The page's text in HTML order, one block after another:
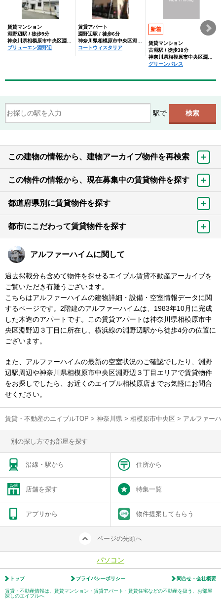
賃貸マンション
淵野辺駅 / 徒歩5分
神奈川県相模原市中央区淵野辺３丁目
ブリューエン淵野辺
賃貸アパート
淵野辺駅 / 徒歩6分
神奈川県相模原市中央区淵野辺３丁目
コートウィスタリア
新着
賃貸マンション
古淵駅 / 徒歩38分
神奈川県相模原市中央区淵野辺４丁目
グリーンパレス
駅で
この建物の情報から、建物アーカイブ物件を再検索
この物件の情報から、現在募集中の賃貸物件を探す
都道府県別に賃貸物件を探す
都市にこだわって賃貸物件を探す
アルファーハイムに関して
過去掲載分も含めて物件を探せるエイブル賃貸不動産アーカイブを
ご覧いただき有難うございます。
こちらはアルファーハイムの建物詳細・設備・空室情報データに関
するページです。2階建のアルファーハイムは、1983年10月に完成
した木造のアパートです。この賃貸アパートは神奈川県相模原市中
央区淵野辺３丁目に所在し、横浜線の淵野辺駅から徒歩4分の位置に
ございます。
また、アルファーハイムの最新の空室状況のご確認でしたり、淵野
辺駅周辺や神奈川県相模原市中央区淵野辺３丁目エリアで賃貸物件
をお探しでしたら、お近くのエイブル相模原店までお気軽にお問合
せください。
賃貸・不動産のエイブルTOP > 神奈川県 > 相模原市中央区 > アルファー
別の探し方でお部屋を探す
沿線・駅から 住所から
店舗を探す 特集一覧
アプリから 物件提案してもらう
ページの先頭へ
パソコン
トップ プライバシーポリシー 問合せ・会社概要
賃貸・不動産情報は、賃貸マンション・賃貸アパート・賃貸住宅などの不動産を扱う、お部屋
探しのエイブルへ